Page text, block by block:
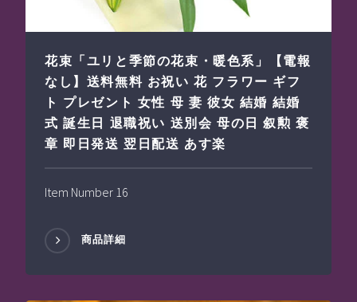
花束「ユリと季節の花束・暖色系」【電報
なし】送料無料 お祝い 花 フラワー ギフ
ト プレゼント 女性 母 妻 彼女 結婚 結婚
式 誕生日 退職祝い 送別会 母の日 叙勲 褒
章 即日発送 翌日配送 あす楽
Item Number 16
商品詳細